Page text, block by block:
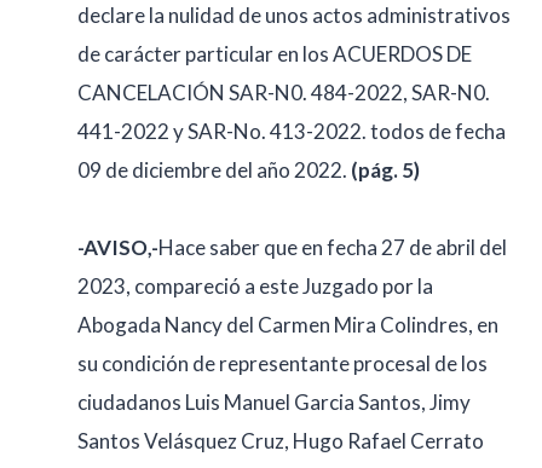
declare la nulidad de unos actos administrativos
de carácter particular en los ACUERDOS DE
CANCELACIÓN SAR-N0. 484-2022, SAR-N0.
441-2022 y SAR-No. 413-2022. todos de fecha
09 de diciembre del año 2022. (pág. 5)
-AVISO,-Hace saber que en fecha 27 de abril del
2023, compareció a este Juzgado por la
Abogada Nancy del Carmen Mira Colindres, en
su condición de representante procesal de los
ciudadanos Luis Manuel Garcia Santos, Jimy
Santos Velásquez Cruz, Hugo Rafael Cerrato